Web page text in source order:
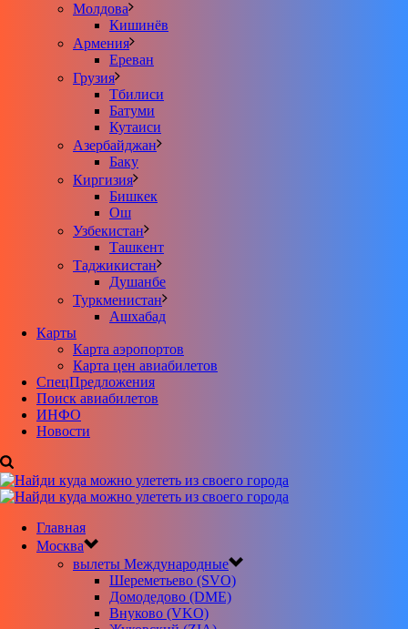
Молдова
Кишинёв
Армения
Ереван
Грузия
Тбилиси
Батуми
Кутаиси
Азербайджан
Баку
Киргизия
Бишкек
Ош
Узбекистан
Ташкент
Таджикистан
Душанбе
Туркменистан
Ашхабад
Карты
Карта аэропортов
Карта цен авиабилетов
CпецПредложения
Поиск авиабилетов
ИНФО
Новости
Главная
Москва
вылеты Международные
Шереметьево (SVO)
Домодедово (DME)
Внуково (VKO)